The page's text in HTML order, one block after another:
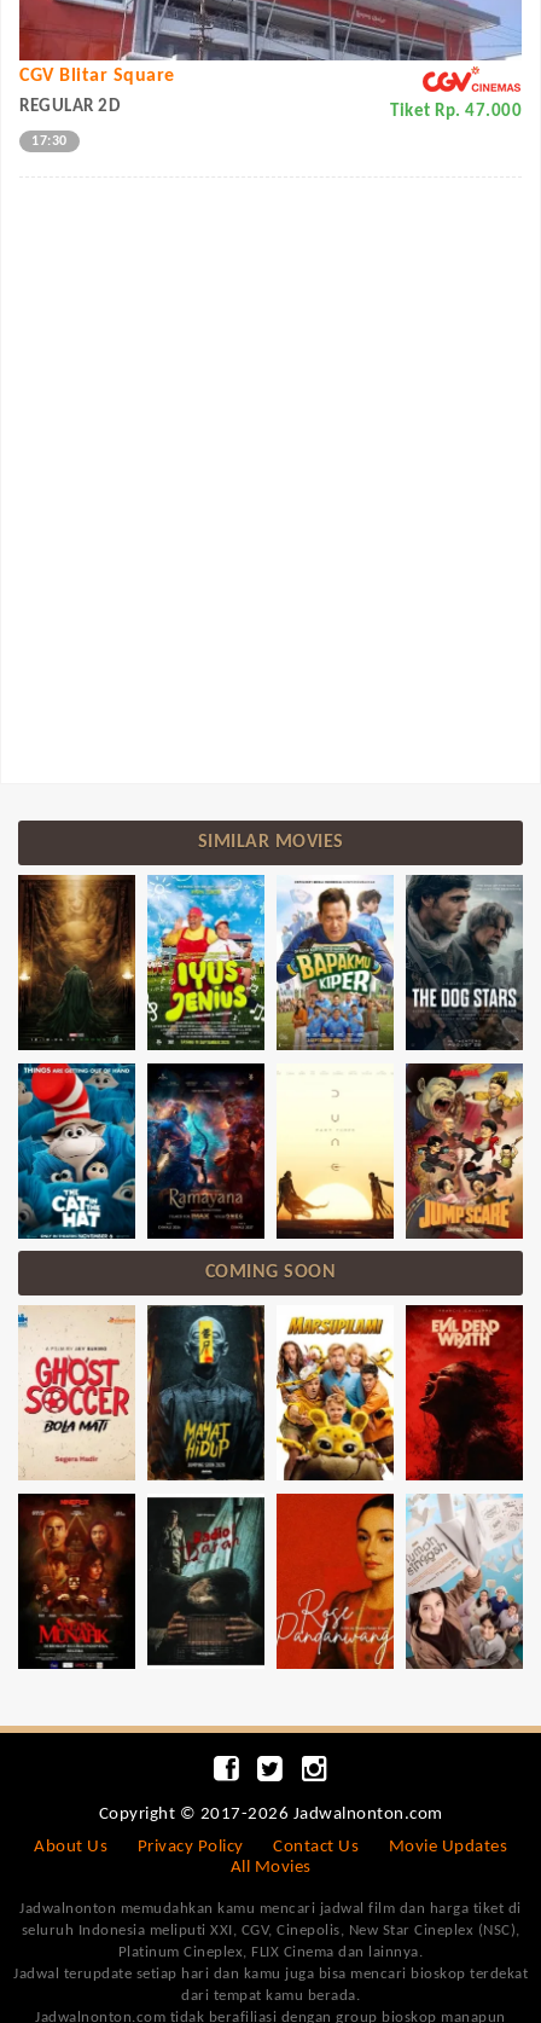
CGV Blitar Square
REGULAR 2D Tiket Rp. 47.000
17:30
SIMILAR MOVIES
COMING SOON
Copyright © 2017-2026 Jadwalnonton.com
About Us
Privacy Policy Contact Us
Movie Updates
All Movies
Jadwalnonton memudahkan kamu mencari jadwal film dan harga tiket di
seluruh Indonesia meliputi XXI, CGV, Cinepolis, New Star Cineplex (NSC),
Platinum Cineplex, FLIX Cinema dan lainnya.
Jadwal terupdate setiap hari dan kamu juga bisa mencari bioskop terdekat
dari tempat kamu berada.
Jadwalnonton.com tidak berafiliasi dengan group bioskop manapun